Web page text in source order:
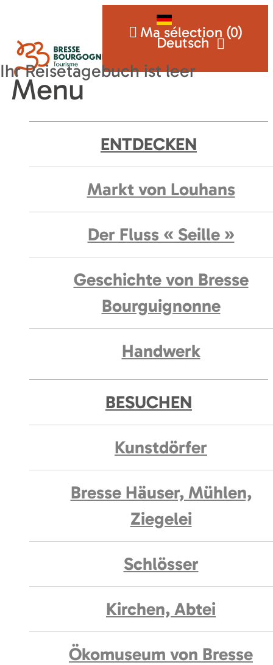
Deutsch
Ma sélection (0)
Menu
ENTDECKEN
Markt von Louhans
Der Fluss « Seille »
Geschichte von Bresse
Bourguignonne
Handwerk
BESUCHEN
Kunstdörfer
Bresse Häuser, Mühlen,
Ziegelei
Schlösser
Kirchen, Abtei
Ökomuseum von Bresse